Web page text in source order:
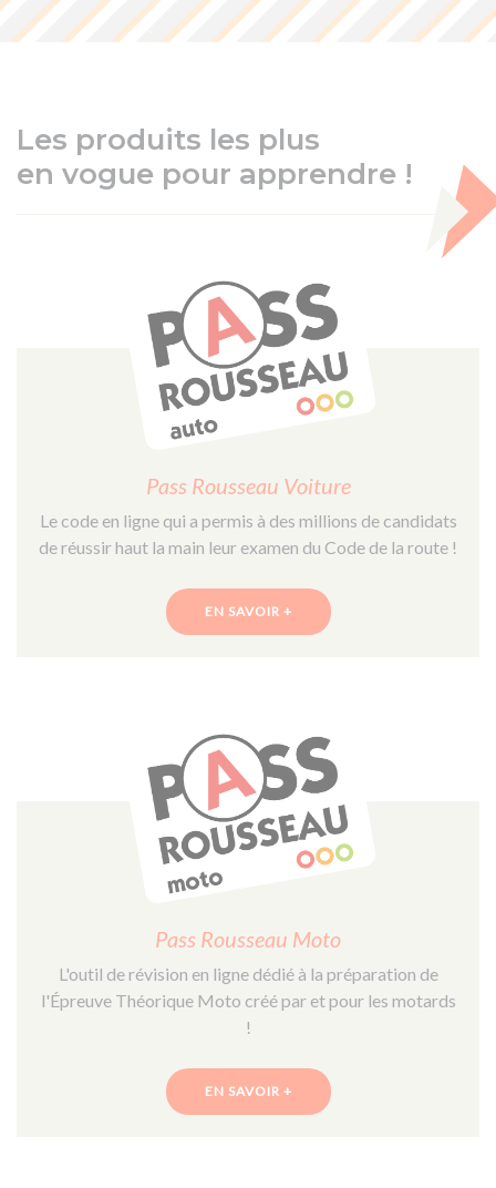
Les produits les plus
en vogue pour apprendre !
Pass Rousseau Voiture
Le code en ligne qui a permis à des millions de candidats
de réussir haut la main leur examen du Code de la route !
EN SAVOIR +
Pass Rousseau Moto
L'outil de révision en ligne dédié à la préparation de
l'Épreuve Théorique Moto créé par et pour les motards
!
EN SAVOIR +